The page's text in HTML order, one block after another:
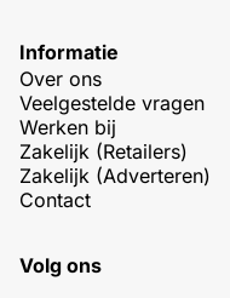
Informatie
Over ons
Veelgestelde vragen
Werken bij
Zakelijk (Retailers)
Zakelijk (Adverteren)
Contact
Volg ons